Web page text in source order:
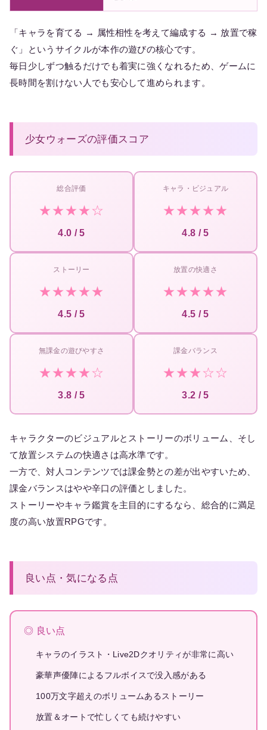
「キャラを育てる → 属性相性を考えて編成する → 放置で稼
ぐ」というサイクルが本作の遊びの核心です。
毎日少しずつ触るだけでも着実に強くなれるため、ゲームに
長時間を割けない人でも安心して進められます。
少女ウォーズの評価スコア
総合評価
★★★★☆
4.0 / 5
キャラ・ビジュアル
★★★★★
4.8 / 5
ストーリー
★★★★★
4.5 / 5
放置の快適さ
★★★★★
4.5 / 5
無課金の遊びやすさ
★★★★☆
3.8 / 5
課金バランス
★★★☆☆
3.2 / 5
キャラクターのビジュアルとストーリーのボリューム、そし
て放置システムの快適さは高水準です。
一方で、対人コンテンツでは課金勢との差が出やすいため、
課金バランスはやや辛口の評価としました。
ストーリーやキャラ鑑賞を主目的にするなら、総合的に満足
度の高い放置RPGです。
良い点・気になる点
◎ 良い点
キャラのイラスト・Live2Dクオリティが非常に高い
豪華声優陣によるフルボイスで没入感がある
100万文字超えのボリュームあるストーリー
放置＆オートで忙しくても続けやすい